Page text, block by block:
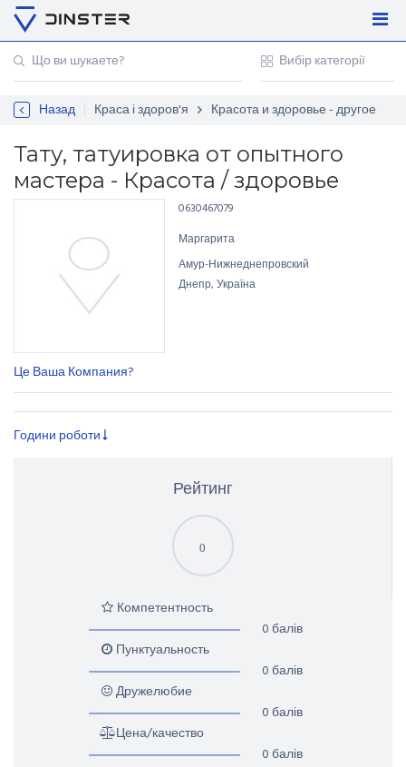
Регістрація
Контакти
Для підприємців
Назад Краса і здоров'я Красота и здоровье - другое
Тату, татуировка от опытного
мастера - Красота / здоровье
Це Ваша Компания?
0630467079
Маргарита
Амур-Нижнеднепровский
Днепр, Україна
Години роботи
Рейтинг
0
Компетентность
0 балів
Пунктуальность
0 балів
Дружелюбие
0 балів
Цена/качество
0 балів